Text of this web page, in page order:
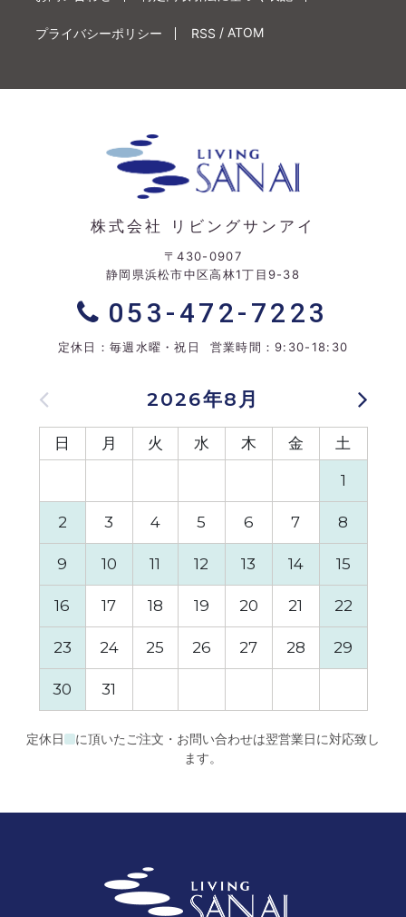
プライバシーポリシー RSS / ATOM
2026年8月
日 月 火 水 木 金 土
1
2 3 4 5 6 7 8
9 10 11 12 13 14 15
16 17 18 19 20 21 22
23 24 25 26 27 28 29
30 31
定休日
に頂いたご注文・お問い合わせは翌営業日に対応致し
ます。
株式会社 リビングサンアイ
〒430-0907
静岡県浜松市中区高林1丁目9-38
053-472-7223
定休日：毎週水曜・祝日 営業時間：9:30-18:30